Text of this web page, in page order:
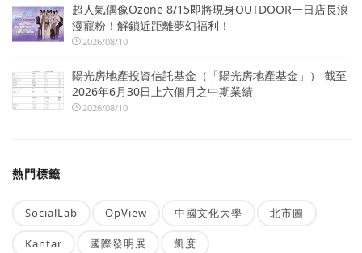
超人氣偶像Ozone 8/15即將現身OUTDOOR一日店長浪
漫寵粉！解鎖近距離夢幻福利！
2026/08/10
陽光房地產投資信託基金（「陽光房地產基金」） 截至
2026年6月30日止六個月之中期業績
2026/08/10
熱門標籤
SocialLab OpView 中國文化大學 北市圖
Kantar 國際發明展 凱度